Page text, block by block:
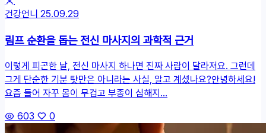
건강언니 25.09.29
림프 순환을 돕는 전신 마사지의 과학적 근거
이렇게 피곤한 날, 전신 마사지 하나면 진짜 사람이 달라져요. 그런데
그게 단순한 기분 탓만은 아니라는 사실, 알고 계셨나요?안녕하세요!
요즘 들어 자꾸 몸이 무겁고 부종이 심해지...
603
0